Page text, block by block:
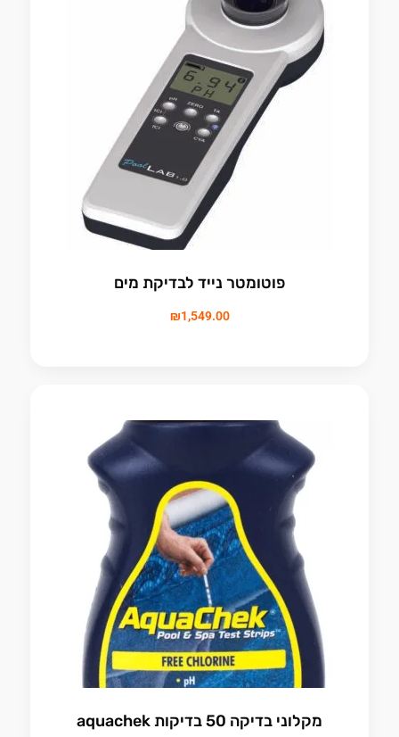
פוטומטר נייד לבדיקת מים
₪1,549.00
מקלוני בדיקה 50 בדיקות aquachek